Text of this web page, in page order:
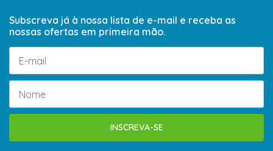
Subscreva já à nossa lista de e-mail e receba as
nossas ofertas em primeira mão.
INSCREVA-SE